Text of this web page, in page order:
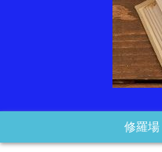
修羅場